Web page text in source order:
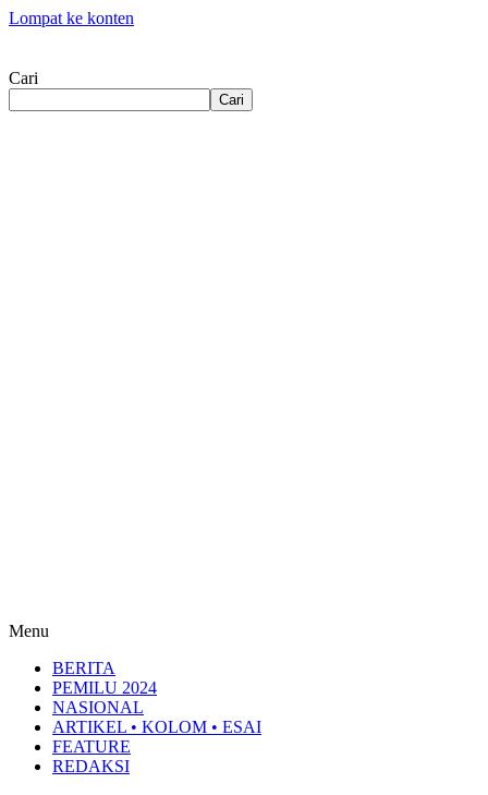
Lompat ke konten
Cari
Cari
Menu
BERITA
PEMILU 2024
NASIONAL
ARTIKEL • KOLOM • ESAI
FEATURE
REDAKSI